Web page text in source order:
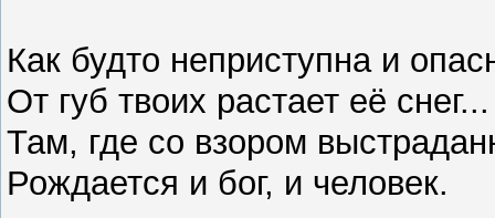
Как будто неприступна и
От губ твоих растает её снег...
Там, где со взором
Рождается и бог, и человек.